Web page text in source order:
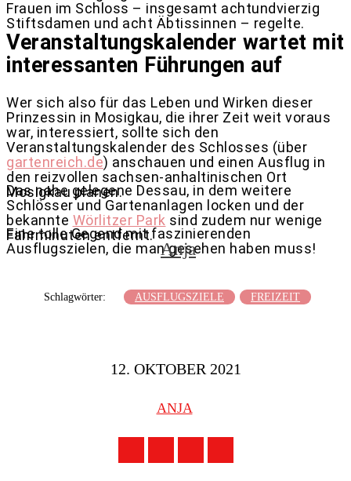
Frauen im Schloss – insgesamt achtundvierzig
Stiftsdamen und acht Äbtissinnen – regelte.
Veranstaltungskalender wartet mit
interessanten Führungen auf
Wer sich also für das Leben und Wirken dieser
Prinzessin in Mosigkau, die ihrer Zeit weit voraus
war, interessiert, sollte sich den
Veranstaltungskalender des Schlosses (über
gartenreich.de) anschauen und einen Ausflug in
den reizvollen sachsen-anhaltinischen Ort
Mosigkau planen.
Das nahe gelegene Dessau, in dem weitere
Schlösser und Gartenanlagen locken und der
bekannte Wörlitzer Park sind zudem nur wenige
Fahrminuten entfernt.
Eine tolle Gegend mit faszinierenden
Ausflugszielen, die man gesehen haben muss!
Anja
Schlagwörter: AUSFLUGSZIELE FREIZEIT
12. OKTOBER 2021
ANJA